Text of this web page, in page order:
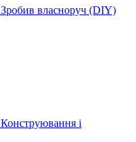
Зробив власноруч (DIY)
Конструювання і